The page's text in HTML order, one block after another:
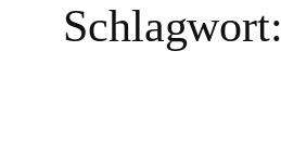
Schlagwort: